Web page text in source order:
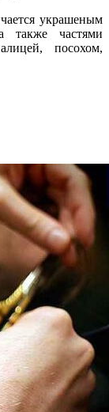
украшеным
также частями
посохом,